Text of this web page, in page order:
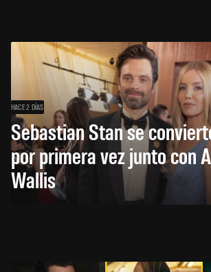
HACE 2 DÍAS
Sebastian Stan se
por primera vez junto con
Wallis